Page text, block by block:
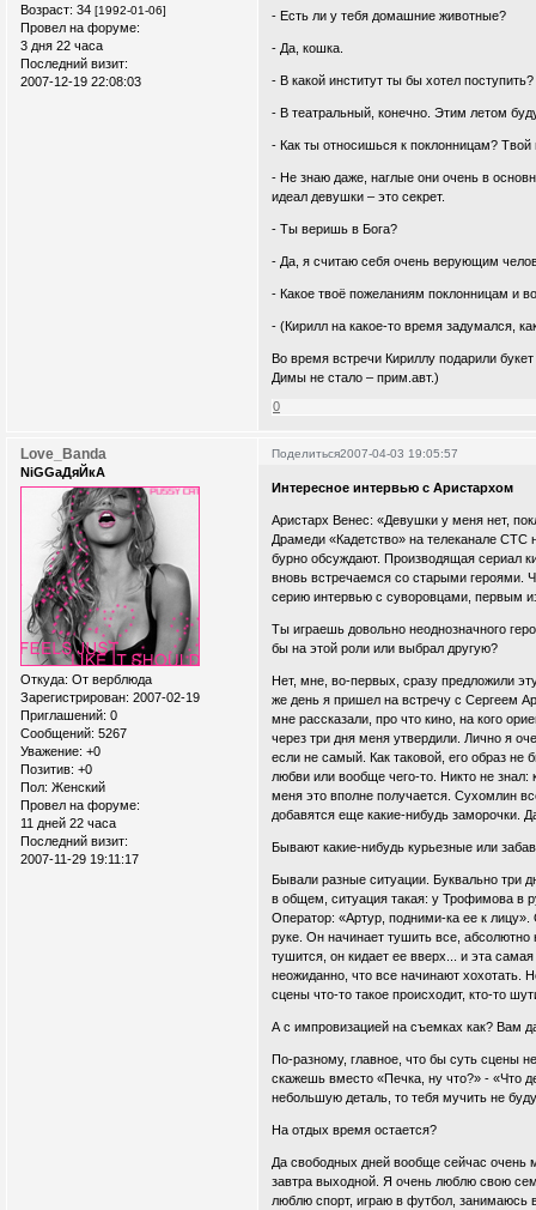
Возраст: 34 [1992-01-06]
Провел на форуме:
3 дня 22 часа
Последний визит:
2007-12-19 22:08:03
- Есть ли у тебя домашние животные?
- Да, кошка.
- В какой институт ты бы хотел поступить?
- В театральный, конечно. Этим летом
- Как ты относишься к поклонницам?
- Не знаю даже, наглые они очень в
идеал девушки – это секрет.
- Ты веришь в Бога?
- Да, я считаю себя очень верующим
- Какое твоё пожеланиям поклонницам и
- (Кирилл на какое-то время задумался,
Во время встречи Кириллу подарили
Димы не стало – прим.авт.)
0
Поделиться2007-04-03 19:05:57
Love_Banda
NiGGaДяЙкА
Откуда: От верблюда
Зарегистрирован: 2007-02-19
Приглашений: 0
Сообщений: 5267
Уважение: +0
Позитив: +0
Пол: Женский
Провел на форуме:
11 дней 22 часа
Последний визит:
2007-11-29 19:11:17
Интересное интервью с Аристархом
Аристарх Венес: «Девушки у меня нет,
Драмеди «Кадетство» на телеканале СТС
бурно обсуждают. Производящая сериал
вновь встречаемся со старыми
серию интервью с суворовцами, первым
Ты играешь довольно неоднозначного
бы на этой роли или выбрал другую?
Нет, мне, во-первых, сразу предложили
же день я пришел на встречу с Сергеем
мне рассказали, про что кино, на кого
через три дня меня утвердили. Лично я
если не самый. Как таковой, его образ не
любви или вообще чего-то. Никто не знал:
меня это вполне получается. Сухомлин
добавятся еще какие-нибудь заморочки.
Бывают какие-нибудь курьезные или
Бывали разные ситуации. Буквально три
в общем, ситуация такая: у Трофимова в
Оператор: «Артур, подними-ка ее к лицу».
руке. Он начинает тушить все,
тушится, он кидает ее вверх... и эта
неожиданно, что все начинают хохотать.
сцены что-то такое происходит, кто-то
А с импровизацией на съемках как? Вам
По-разному, главное, что бы суть сцены
скажешь вместо «Печка, ну что?» - «Что
небольшую деталь, то тебя мучить не
На отдых время остается?
Да свободных дней вообще сейчас очень
завтра выходной. Я очень люблю свою
люблю спорт, играю в футбол, занимаюсь